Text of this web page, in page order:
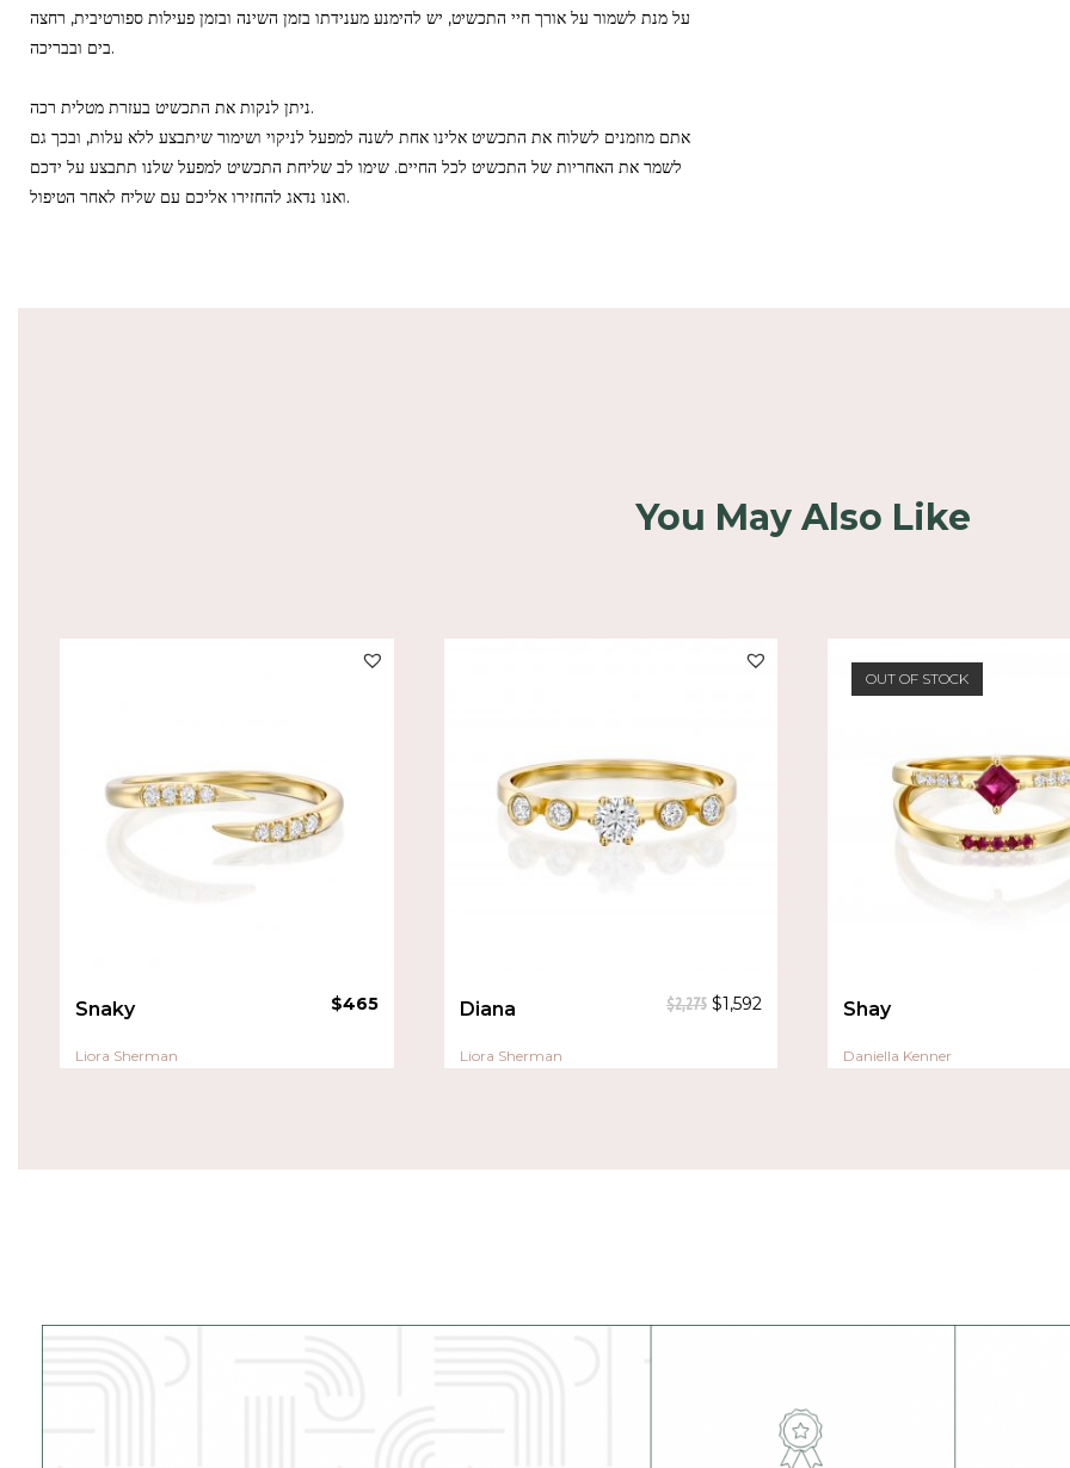
על מנת לשמור על אורך חיי התכשיט, יש להימנע מענידתו בזמן השינה ובזמן פעילות ספורטיבית, רחצה
בים ובבריכה.
ניתן לנקות את התכשיט בעזרת מטלית רכה.
אתם מוזמנים לשלוח את התכשיט אלינו אחת לשנה למפעל לניקוי ושימור שיתבצע ללא עלות, ובכך גם
לשמר את האחריות של התכשיט לכל החיים. שימו לב שליחת התכשיט למפעל שלנו תתבצע על ידכם
ואנו נדאג להחזירו אליכם עם שליח לאחר הטיפול.
You May Also Like
Liora Sherman
Snaky $465
Liora Sherman
Diana $2,275 $1,592
Daniella Kenner
OUT OF STOCK
Shay